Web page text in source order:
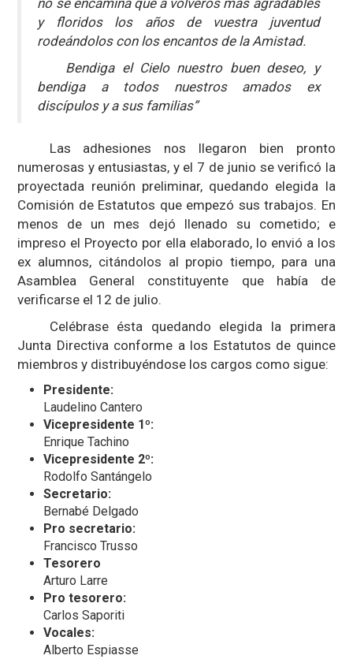
no se encamina que a volveros más agradables
y floridos los años de vuestra juventud
rodeándolos con los encantos de la Amistad.
Bendiga el Cielo nuestro buen deseo, y
bendiga a todos nuestros amados ex
discípulos y a sus familias”
Las adhesiones nos llegaron bien pronto
numerosas y entusiastas, y el 7 de junio se verificó la
proyectada reunión preliminar, quedando elegida la
Comisión de Estatutos que empezó sus trabajos. En
menos de un mes dejó llenado su cometido; e
impreso el Proyecto por ella elaborado, lo envió a los
ex alumnos, citándolos al propio tiempo, para una
Asamblea General constituyente que había de
verificarse el 12 de julio.
Celébrase ésta quedando elegida la primera
Junta Directiva conforme a los Estatutos de quince
miembros y distribuyéndose los cargos como sigue:
Presidente:
Laudelino Cantero
Vicepresidente 1º:
Enrique Tachino
Vicepresidente 2º:
Rodolfo Santángelo
Secretario:
Bernabé Delgado
Pro secretario:
Francisco Trusso
Tesorero
Arturo Larre
Pro tesorero:
Carlos Saporiti
Vocales:
Alberto Espiasse